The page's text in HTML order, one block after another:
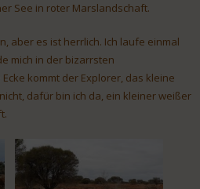
See in roter Marslandschaft.
aber es ist herrlich. Ich laufe einmal
mich in der bizarrsten
kommt der Explorer, das kleine
dafür bin ich da, ein kleiner weißer